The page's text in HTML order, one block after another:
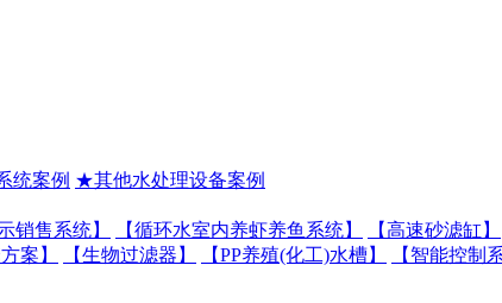
统案例 ★其他水处理设备案例
销售系统】 【循环水室内养虾养鱼系统】 【高速砂滤缸】
案】 【生物过滤器】 【PP养殖(化工)水槽】 【智能控制